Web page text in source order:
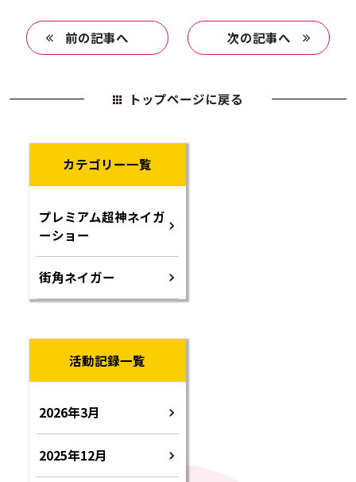
カテゴリー一覧
プレミアム超神ネイガ
ーショー
街角ネイガー
活動記録一覧
2026年3月
2025年12月
前の記事へ 次の記事へ
トップページに戻る